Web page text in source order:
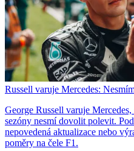
Russell varuje Mercedes:
George Russell varuje
sezóny nesmí dovolit polevit.
nepovedená aktualizace nebo
poměry na čele F1.